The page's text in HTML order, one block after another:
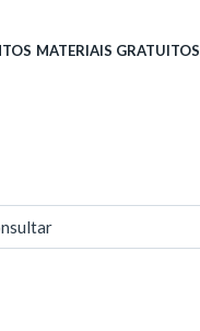
MATERIAIS GRATUITOS